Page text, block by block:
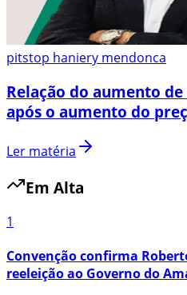
pitstop haniery mendonca
Relação do aumento
após o aumento do
Ler matéria
Em Alta
1
Convenção confirma
reeleição ao Governo do